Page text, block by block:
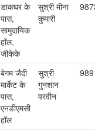
डाकघर के
पास,
सामुदायिक
हॉल,
जीकेके
सुश्री मीना
कुमारी
बेगम जैदी
मार्केट के
पास,
एनडीएमसी
हॉल
सुश्री
गुनशान
परवीन